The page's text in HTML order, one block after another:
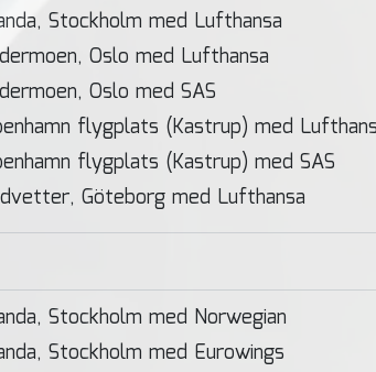
Stockholm med Lufthansa
Oslo med Lufthansa
Oslo med SAS
flygplats (Kastrup) med
flygplats (Kastrup) med SAS
Göteborg med Lufthansa
Stockholm med Norwegian
Stockholm med Eurowings